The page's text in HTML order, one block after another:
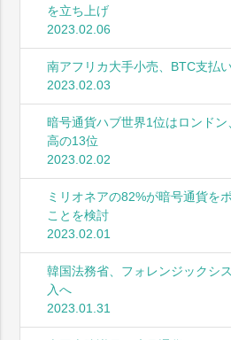
を立ち上げ
2023.02.06
南アフリカ大手小売、BTC支払
2023.02.03
暗号通貨ハブ世界1位はロンド
高の13位
2023.02.02
ミリオネアの82%が暗号通貨を
ことを検討
2023.02.01
韓国法務省、フォレンジックシ
入へ
2023.01.31